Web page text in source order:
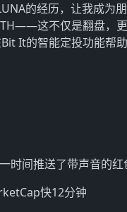
的经历，让我成为
这不仅是翻盘，更
It的智能定投功能帮
时间推送了带声音的红
快12分钟